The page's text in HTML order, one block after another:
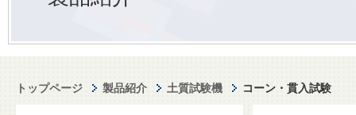
トップページ 製品紹介 土質試験機 コーン・貫入試験